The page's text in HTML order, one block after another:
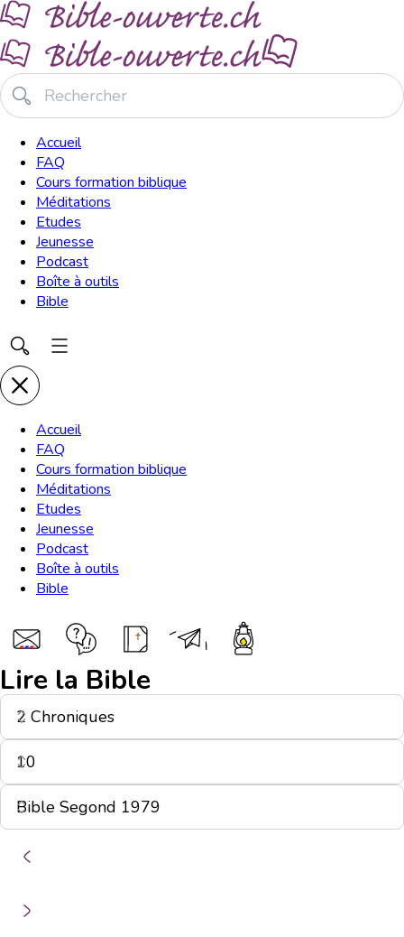
Accueil
FAQ
Cours formation biblique
Méditations
Etudes
Jeunesse
Podcast
Boîte à outils
Bible
Accueil
FAQ
Cours formation biblique
Méditations
Etudes
Jeunesse
Podcast
Boîte à outils
Bible
Lire la Bible